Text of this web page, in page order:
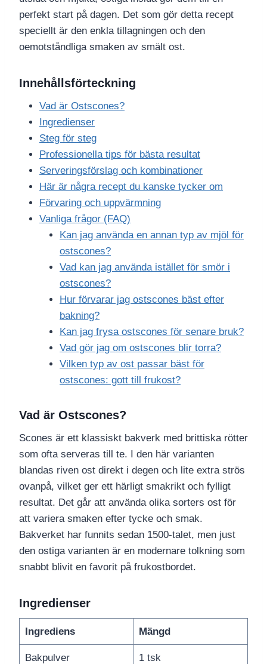
perfekt start på dagen. Det som gör detta recept
speciellt är den enkla tillagningen och den
oemotståndliga smaken av smält ost.
Innehållsförteckning
Vad är Ostscones?
Ingredienser
Steg för steg
Professionella tips för bästa resultat
Serveringsförslag och kombinationer
Här är några recept du kanske tycker om
Förvaring och uppvärmning
Vanliga frågor (FAQ)
Kan jag använda en annan typ av mjöl för
ostscones?
Vad kan jag använda istället för smör i
ostscones?
Hur förvarar jag ostscones bäst efter
bakning?
Kan jag frysa ostscones för senare bruk?
Vad gör jag om ostscones blir torra?
Vilken typ av ost passar bäst för
ostscones: gott till frukost?
Vad är Ostscones?
Scones är ett klassiskt bakverk med brittiska rötter
som ofta serveras till te. I den här varianten
blandas riven ost direkt i degen och lite extra strös
ovanpå, vilket ger ett härligt smakrikt och fylligt
resultat. Det går att använda olika sorters ost för
att variera smaken efter tycke och smak.
Bakverket har funnits sedan 1500-talet, men just
den ostiga varianten är en modernare tolkning som
snabbt blivit en favorit på frukostbordet.
Ingredienser
Ingrediens Mängd
Bakpulver 1 tsk